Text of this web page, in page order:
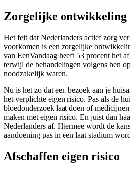
Zorgelijke ontwikkeling
Het feit dat Nederlanders actief zorg
voorkomen is een zorgelijke
van EenVandaag heeft 53 procent het
terwijl de behandelingen volgens hen
noodzakelijk waren.
Nu is het zo dat een bezoek aan je
het verplichte eigen risico. Pas als de
bloedonderzoek laat doen of
maken met eigen risico. En juist dan
Nederlanders af. Hiermee wordt de
aandoening pas in een laat stadium
Afschaffen eigen risico